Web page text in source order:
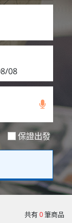
保證出發
共有0筆商品